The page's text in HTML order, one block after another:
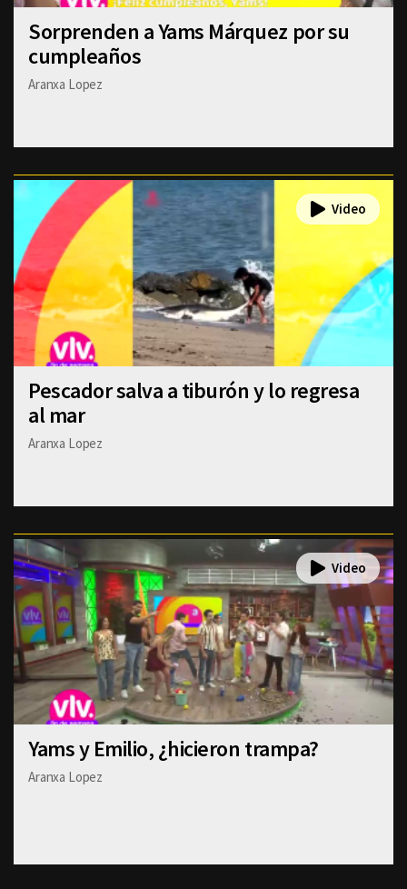
Sorprenden a Yams Márquez por su
cumpleaños
Aranxa Lopez
Pescador salva a tiburón y lo regresa
al mar
Aranxa Lopez
Yams y Emilio, ¿hicieron trampa?
Aranxa Lopez